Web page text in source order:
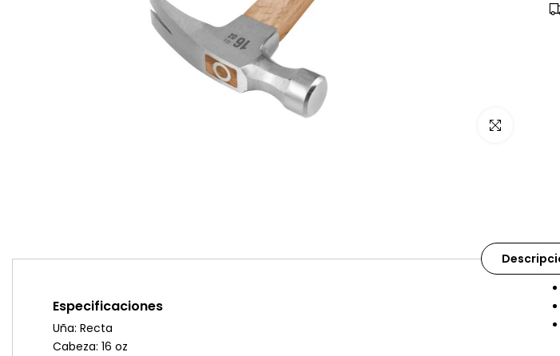
Haz clic para
Especificaciones
Uña: Recta
Cabeza: 16 oz